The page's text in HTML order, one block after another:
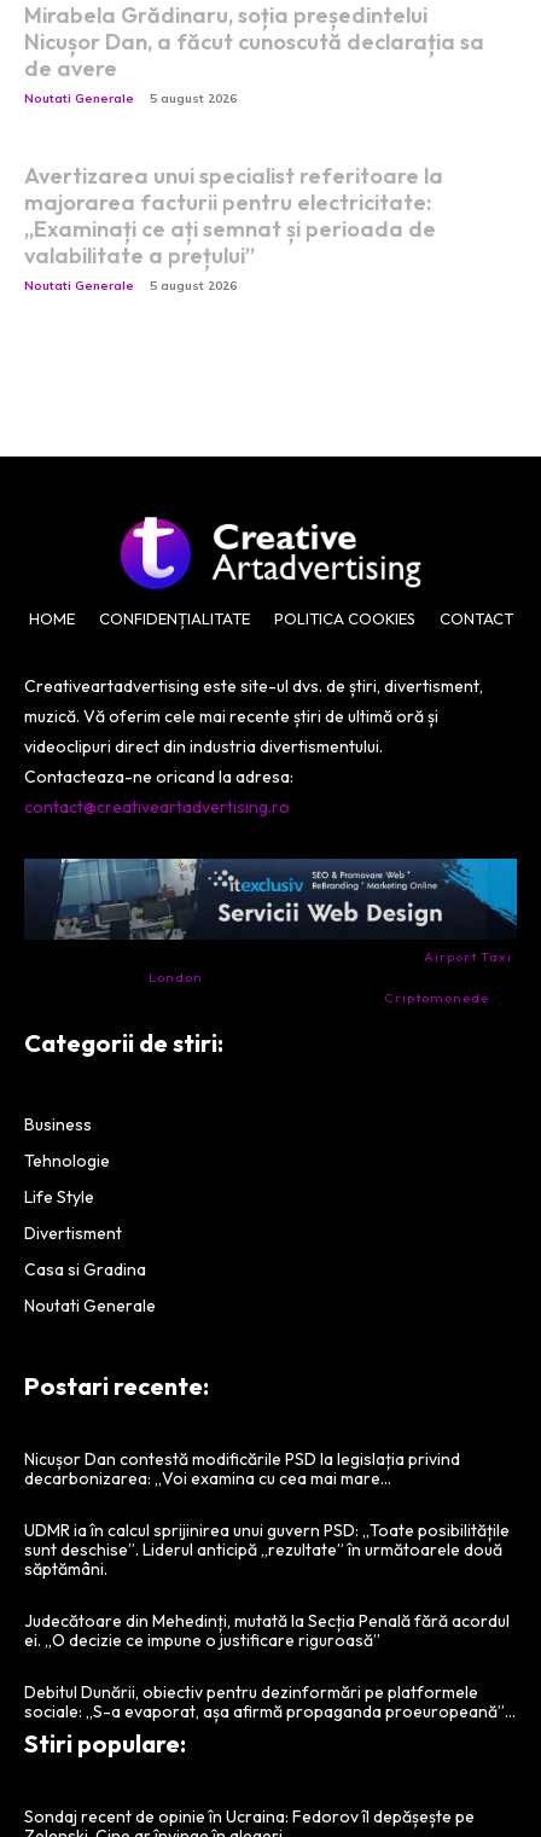
Mirabela Grădinaru, soția președintelui
Nicușor Dan, a făcut cunoscută declarația sa
de avere
Noutati Generale 5 august 2026
Avertizarea unui specialist referitoare la
majorarea facturii pentru electricitate:
„Examinați ce ați semnat și perioada de
valabilitate a prețului”
Noutati Generale 5 august 2026
HOME CONFIDENȚIALITATE POLITICA COOKIES CONTACT
Creativeartadvertising este site-ul dvs. de știri, divertisment,
muzică. Vă oferim cele mai recente știri de ultimă oră și
videoclipuri direct din industria divertismentului.
Contacteaza-ne oricand la adresa:
contact@creativeartadvertising.ro
Airport Taxi
London
Criptomonede
Categorii de stiri:
Business
Tehnologie
Life Style
Divertisment
Casa si Gradina
Noutati Generale
Postari recente:
Nicușor Dan contestă modificările PSD la legislația privind
decarbonizarea: „Voi examina cu cea mai mare…
UDMR ia în calcul sprijinirea unui guvern PSD: „Toate posibilitățile
sunt deschise”. Liderul anticipă „rezultate” în următoarele două
săptămâni.
Judecătoare din Mehedinți, mutată la Secția Penală fără acordul
ei. „O decizie ce impune o justificare riguroasă”
Debitul Dunării, obiectiv pentru dezinformări pe platformele
sociale: „S-a evaporat, așa afirmă propaganda proeuropeană”…
Stiri populare:
Sondaj recent de opinie în Ucraina: Fedorov îl depășește pe